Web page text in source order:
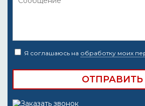
Я соглашаюсь на обработку моих